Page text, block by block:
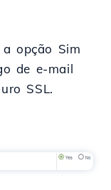
a opção Sim
de e-mail
SSL.